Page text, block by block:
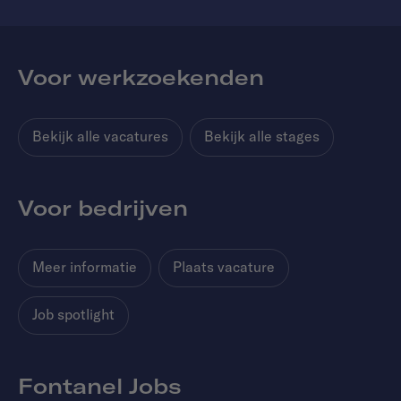
Voor werkzoekenden
Bekijk alle vacatures Bekijk alle stages
Voor bedrijven
Meer informatie Plaats vacature
Job spotlight
Fontanel Jobs